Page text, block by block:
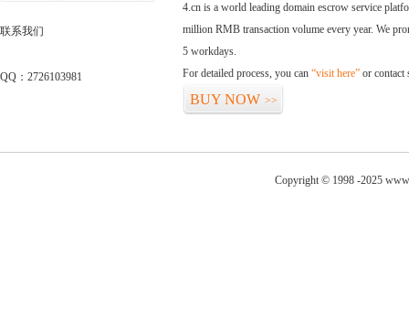
联系我们
QQ：2726103981
4.cn is a world leading domain escrow service
million RMB transaction volume every year. We
5 workdays.
For detailed process, you can “visit here” or contact
BUY NOW >>
Copyright © 1998 -2025